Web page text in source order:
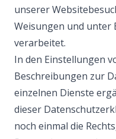
unserer
Weisungen und unter
verarbeitet.
In den Einstellungen
Beschreibungen zur
einzelnen Dienste
dieser
noch einmal die